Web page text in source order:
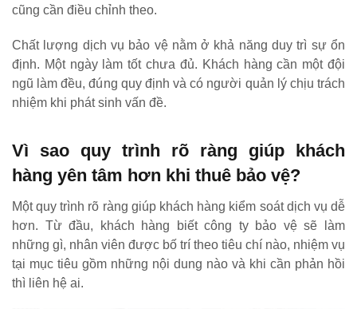
cũng cần điều chỉnh theo.
Chất lượng dịch vụ bảo vệ nằm ở khả năng duy trì sự ổn
định. Một ngày làm tốt chưa đủ. Khách hàng cần một đội
ngũ làm đều, đúng quy định và có người quản lý chịu trách
nhiệm khi phát sinh vấn đề.
Vì sao quy trình rõ ràng giúp khách
hàng yên tâm hơn khi thuê bảo vệ?
Một quy trình rõ ràng giúp khách hàng kiểm soát dịch vụ dễ
hơn. Từ đầu, khách hàng biết công ty bảo vệ sẽ làm
những gì, nhân viên được bố trí theo tiêu chí nào, nhiệm vụ
tại mục tiêu gồm những nội dung nào và khi cần phản hồi
thì liên hệ ai.